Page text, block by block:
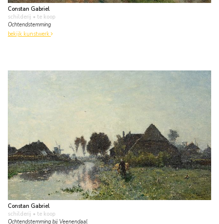
Constan Gabriel
schilderij • te koop
Ochtendstemming
bekijk kunstwerk
Constan Gabriel
schilderij • te koop
Ochtendstemming bij Veenendaal